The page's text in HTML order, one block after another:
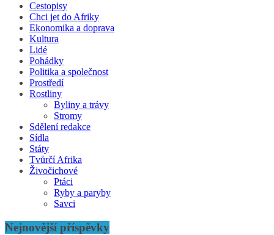
Cestopisy
Chci jet do Afriky
Ekonomika a doprava
Kultura
Lidé
Pohádky
Politika a společnost
Prostředí
Rostliny
Byliny a trávy
Stromy
Sdělení redakce
Sídla
Státy
Tvůrčí Afrika
Živočichové
Ptáci
Ryby a paryby
Savci
Nejnovější příspěvky